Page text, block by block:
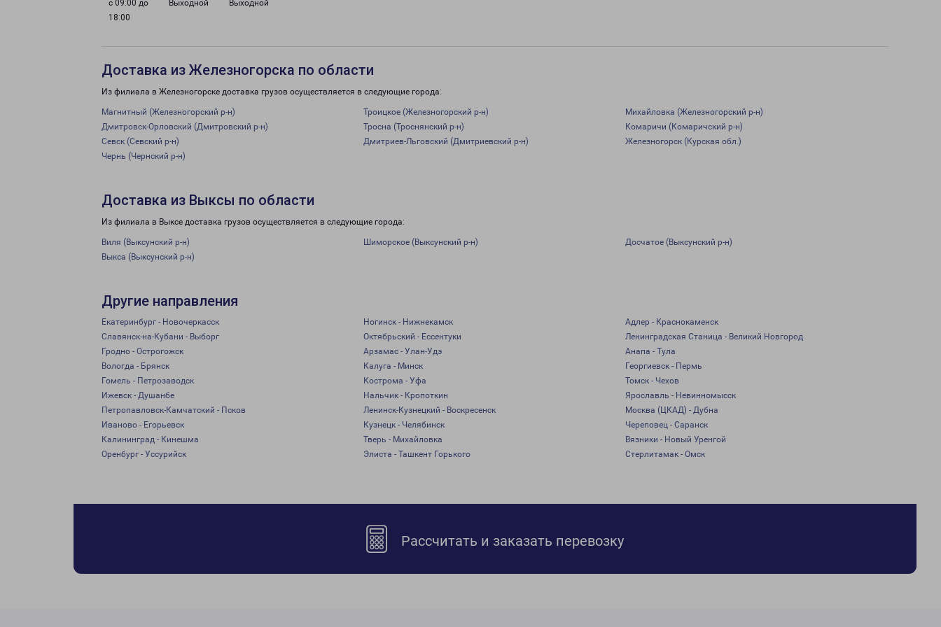
с 09:00 до
18:00
Выходной Выходной
Доставка из Железногорска по области
Из филиала в Железногорске доставка грузов осуществляется в следующие города:
Магнитный (Железногорский р-н) Троицкое (Железногорский р-н)
Михайловка (Железногорский р-н)
Дмитровск-Орловский (Дмитровский р-н)
Тросна (Троснянский р-н)
Комаричи (Комаричский р-н)
Севск (Севский р-н)
Дмитриев-Льговский (Дмитриевский р-н)
Железногорск (Курская обл.)
Чернь (Чернский р-н)
Доставка из Выксы по области
Из филиала в Выксе доставка грузов осуществляется в следующие города:
Виля (Выксунский р-н) Шиморское (Выксунский р-н)
Досчатое (Выксунский р-н)
Выкса (Выксунский р-н)
Другие направления
Екатеринбург - Новочеркасск Ногинск - Нижнекамск
Адлер - Краснокаменск
Славянск-на-Кубани - Выборг
Октябрьский - Ессентуки
Ленинградская Станица - Великий Новгород
Гродно - Острогожск
Арзамас - Улан-Удэ
Анапа - Тула
Вологда - Брянск
Калуга - Минск
Георгиевск - Пермь
Гомель - Петрозаводск
Кострома - Уфа
Томск - Чехов
Ижевск - Душанбе
Нальчик - Кропоткин
Ярославль - Невинномысск
Петропавловск-Камчатский - Псков
Ленинск-Кузнецкий - Воскресенск
Москва (ЦКАД) - Дубна
Иваново - Егорьевск
Кузнецк - Челябинск
Череповец - Саранск
Калининград - Кинешма
Тверь - Михайловка
Вязники - Новый Уренгой
Оренбург - Уссурийск
Элиста - Ташкент Горького Стерлитамак - Омск
Рассчитать и заказать перевозку